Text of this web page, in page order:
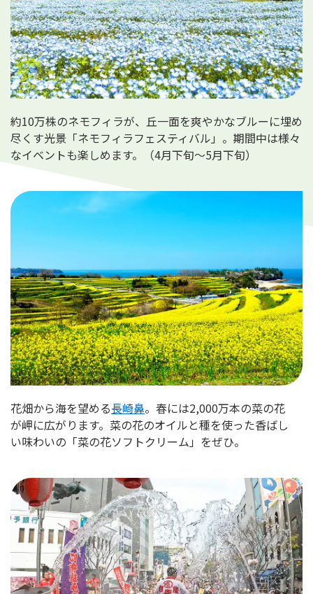
約10万株のネモフィラが、丘一面を爽やかなブルーに埋め
尽くす光景「ネモフィラフェスティバル」。期間中は様々
なイベントも楽しめます。（4月下旬～5月下旬）
花畑から海を望める長崎鼻。春には2,000万本の菜の花
が岬に広がります。菜の花のオイルと種を使った香ばし
い味わいの「菜の花ソフトクリーム」をぜひ。